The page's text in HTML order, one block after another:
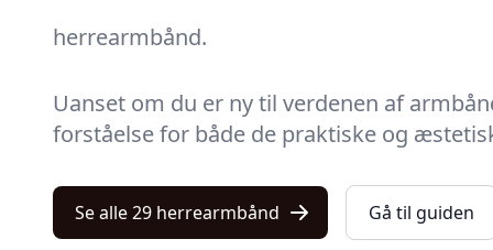
herrearmbånd.
Uanset om du er ny til verdenen af
forståelse for både de praktiske og
Se alle 29 herrearmbånd Gå til guiden